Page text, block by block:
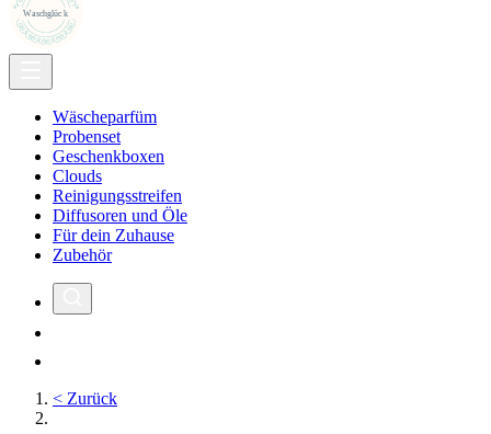
Wäscheparfüm
Probenset
Geschenkboxen
Clouds
Reinigungsstreifen
Diffusoren und Öle
Für dein Zuhause
Zubehör
< Zurück